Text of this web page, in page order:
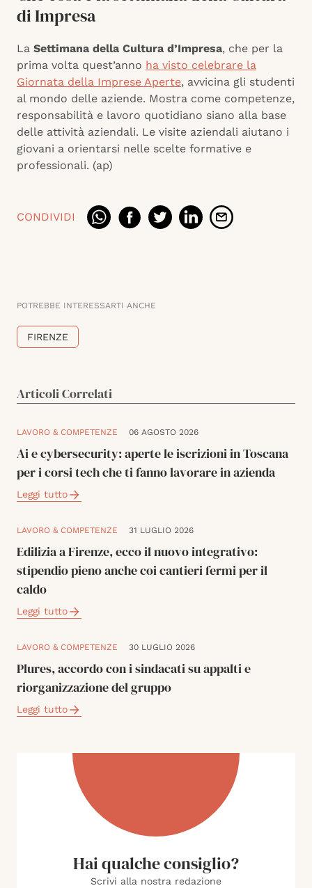
di Impresa
La Settimana della Cultura d’Impresa, che per la
prima volta quest’anno ha visto celebrare la
Giornata della Imprese Aperte, avvicina gli studenti
al mondo delle aziende. Mostra come competenze,
responsabilità e lavoro quotidiano siano alla base
delle attività aziendali. Le visite aziendali aiutano i
giovani a orientarsi nelle scelte formative e
professionali. (ap)
CONDIVIDI
POTREBBE INTERESSARTI ANCHE
FIRENZE
Articoli Correlati
LAVORO & COMPETENZE 06 AGOSTO 2026
Ai e cybersecurity: aperte le iscrizioni in Toscana
per i corsi tech che ti fanno lavorare in azienda
Leggi tutto
LAVORO & COMPETENZE 31 LUGLIO 2026
Edilizia a Firenze, ecco il nuovo integrativo:
stipendio pieno anche coi cantieri fermi per il
caldo
Leggi tutto
LAVORO & COMPETENZE 30 LUGLIO 2026
Plures, accordo con i sindacati su appalti e
riorganizzazione del gruppo
Leggi tutto
Hai qualche consiglio?
Scrivi alla nostra redazione